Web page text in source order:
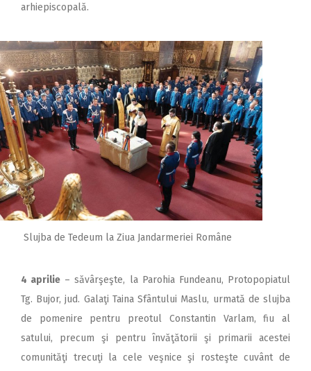
arhiepiscopală.
Slujba de Tedeum la Ziua Jandarmeriei Române
4 aprilie – săvârşeşte, la Parohia Fundeanu, Protopopiatul
Tg. Bujor, jud. Galaţi Taina Sfântului Maslu, urmată de slujba
de pomenire pentru preotul Constantin Varlam, fiu al
satului, precum şi pentru învăţătorii şi primarii acestei
comunităţi trecuţi la cele veşnice şi rosteşte cuvânt de